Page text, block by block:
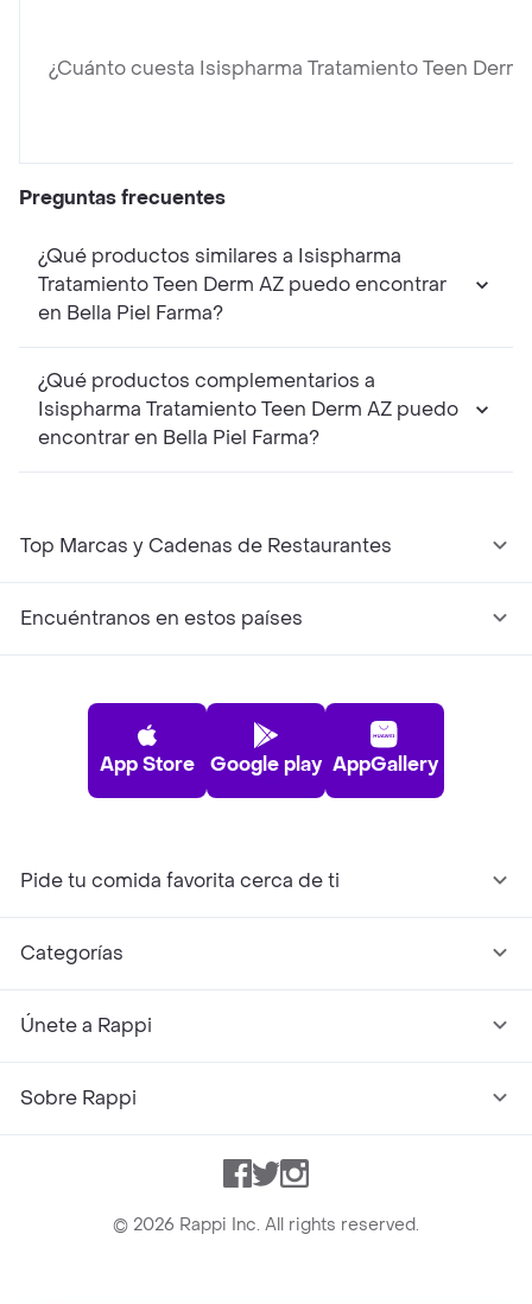
¿Cuánto cuesta Isispharma Tratamiento Teen Derm
Preguntas frecuentes
¿Qué productos similares a Isispharma
Tratamiento Teen Derm AZ puedo encontrar
en Bella Piel Farma?
¿Qué productos complementarios a
Isispharma Tratamiento Teen Derm AZ puedo
encontrar en Bella Piel Farma?
Top Marcas y Cadenas de Restaurantes
Encuéntranos en estos países
App Store Google play AppGallery
Pide tu comida favorita cerca de ti
Categorías
Únete a Rappi
Sobre Rappi
Facebook
TwitterInstagram
© 2026 Rappi Inc. All rights reserved.